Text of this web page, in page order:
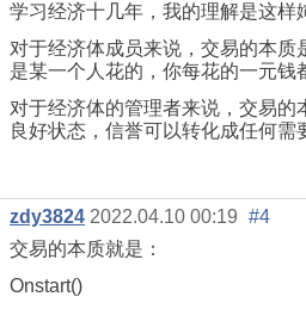
学习经济十几年，我的理解是这样
对于经济体成员来说，交易的本质
是某一个人花的， 你每花的一元钱
对于经济体的管理者来说，交易的
良好状态，信誉可以转化成任何需
zdy3824 2022.04.10 00:19 #4
交易的本质就是：
Onstart()